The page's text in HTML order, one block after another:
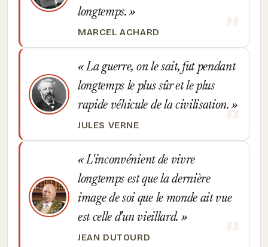
longtemps.
MARCEL ACHARD
La guerre, on le sait, fut pendant
longtemps le plus sûr et le plus
rapide véhicule de la civilisation.
JULES VERNE
L'inconvénient de vivre
longtemps est que la dernière
image de soi que le monde ait vue
est celle d'un vieillard.
JEAN DUTOURD